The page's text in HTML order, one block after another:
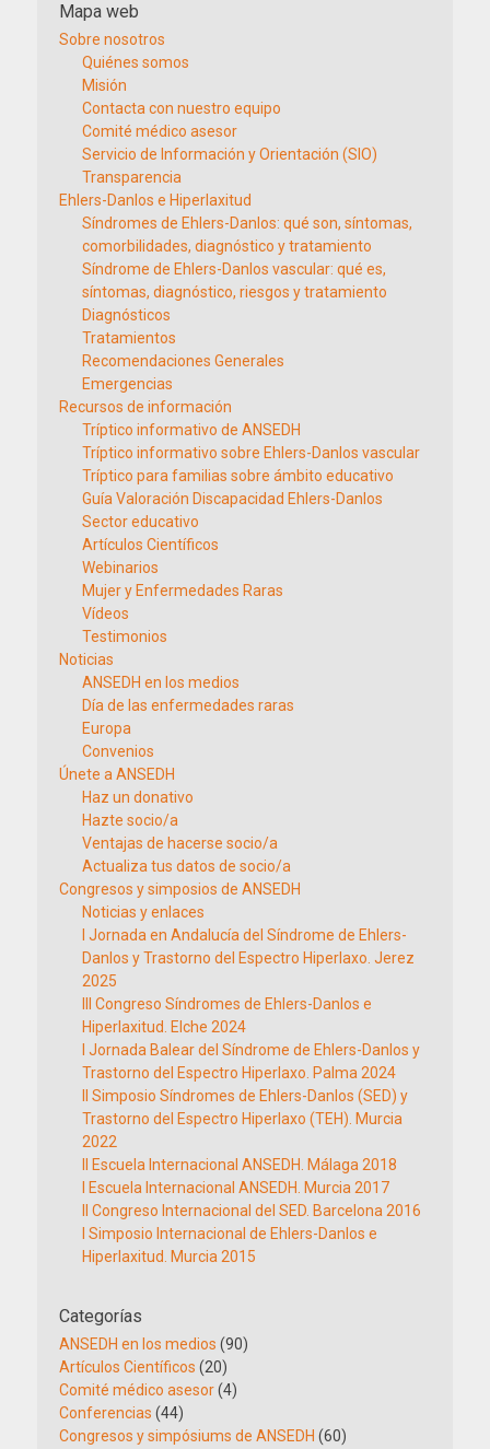
Mapa web
Sobre nosotros
Quiénes somos
Misión
Contacta con nuestro equipo
Comité médico asesor
Servicio de Información y Orientación (SIO)
Transparencia
Ehlers-Danlos e Hiperlaxitud
Síndromes de Ehlers-Danlos: qué son, síntomas,
comorbilidades, diagnóstico y tratamiento
Síndrome de Ehlers-Danlos vascular: qué es,
síntomas, diagnóstico, riesgos y tratamiento
Diagnósticos
Tratamientos
Recomendaciones Generales
Emergencias
Recursos de información
Tríptico informativo de ANSEDH
Tríptico informativo sobre Ehlers-Danlos vascular
Tríptico para familias sobre ámbito educativo
Guía Valoración Discapacidad Ehlers-Danlos
Sector educativo
Artículos Científicos
Webinarios
Mujer y Enfermedades Raras
Vídeos
Testimonios
Noticias
ANSEDH en los medios
Día de las enfermedades raras
Europa
Convenios
Únete a ANSEDH
Haz un donativo
Hazte socio/a
Ventajas de hacerse socio/a
Actualiza tus datos de socio/a
Congresos y simposios de ANSEDH
Noticias y enlaces
I Jornada en Andalucía del Síndrome de Ehlers-
Danlos y Trastorno del Espectro Hiperlaxo. Jerez
2025
III Congreso Síndromes de Ehlers-Danlos e
Hiperlaxitud. Elche 2024
I Jornada Balear del Síndrome de Ehlers-Danlos y
Trastorno del Espectro Hiperlaxo. Palma 2024
II Simposio Síndromes de Ehlers-Danlos (SED) y
Trastorno del Espectro Hiperlaxo (TEH). Murcia
2022
II Escuela Internacional ANSEDH. Málaga 2018
I Escuela Internacional ANSEDH. Murcia 2017
II Congreso Internacional del SED. Barcelona 2016
I Simposio Internacional de Ehlers-Danlos e
Hiperlaxitud. Murcia 2015
Categorías
ANSEDH en los medios (90)
Artículos Científicos (20)
Comité médico asesor(4)
Conferencias (44)
Congresos y simpósiums de ANSEDH (60)